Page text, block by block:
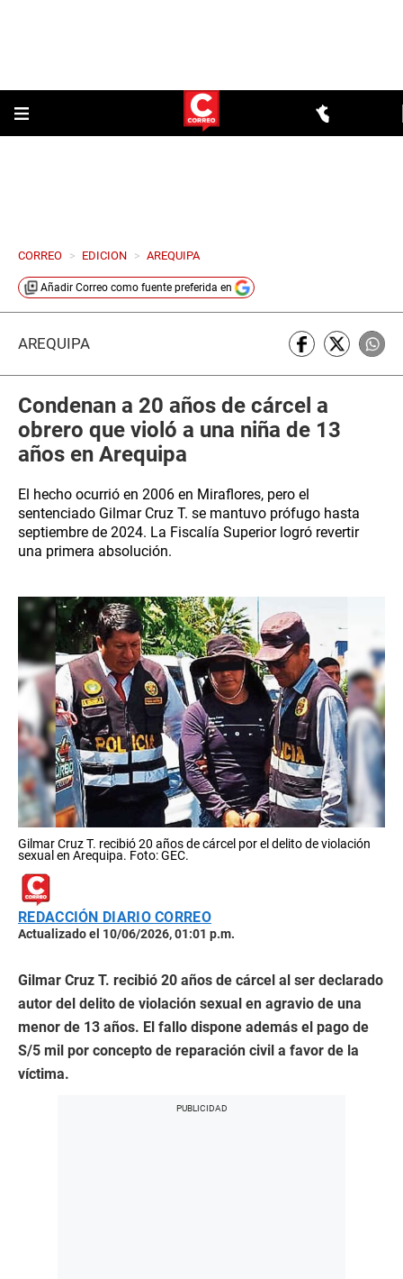
CORREO > EDICION > AREQUIPA
Añadir Correo como fuente preferida en
AREQUIPA
Condenan a 20 años de cárcel a
obrero que violó a una niña de 13
años en Arequipa
El hecho ocurrió en 2006 en Miraflores, pero el
sentenciado Gilmar Cruz T. se mantuvo prófugo hasta
septiembre de 2024. La Fiscalía Superior logró revertir
una primera absolución.
Gilmar Cruz T. recibió 20 años de cárcel por el delito de violación
sexual en Arequipa. Foto: GEC.
REDACCIÓN DIARIO CORREO
Actualizado el 10/06/2026, 01:01 p.m.
Gilmar Cruz T. recibió 20 años de cárcel al ser declarado
autor del delito de violación sexual en agravio de una
menor de 13 años. El fallo dispone además el pago de
S/5 mil por concepto de reparación civil a favor de la
víctima.